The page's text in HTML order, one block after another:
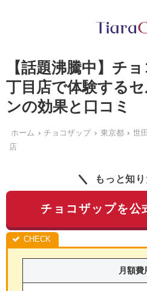
【話題沸騰中】チ
丁目店で体験する
ンの効果と口コミ
ホーム チョコザップ 東京都 世
店
もっと知り
チョコザップを公
月額費